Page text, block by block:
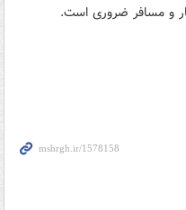
و مسافر ضروری است.